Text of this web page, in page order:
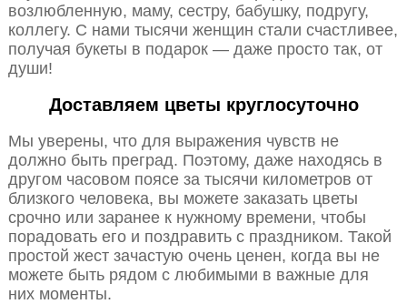
возлюбленную, маму, сестру, бабушку, подругу,
коллегу. С нами тысячи женщин стали счастливее,
получая букеты в подарок — даже просто так, от
души!
Доставляем цветы круглосуточно
Мы уверены, что для выражения чувств не
должно быть преград. Поэтому, даже находясь в
другом часовом поясе за тысячи километров от
близкого человека, вы можете заказать цветы
срочно или заранее к нужному времени, чтобы
порадовать его и поздравить с праздником. Такой
простой жест зачастую очень ценен, когда вы не
можете быть рядом с любимыми в важные для
них моменты.